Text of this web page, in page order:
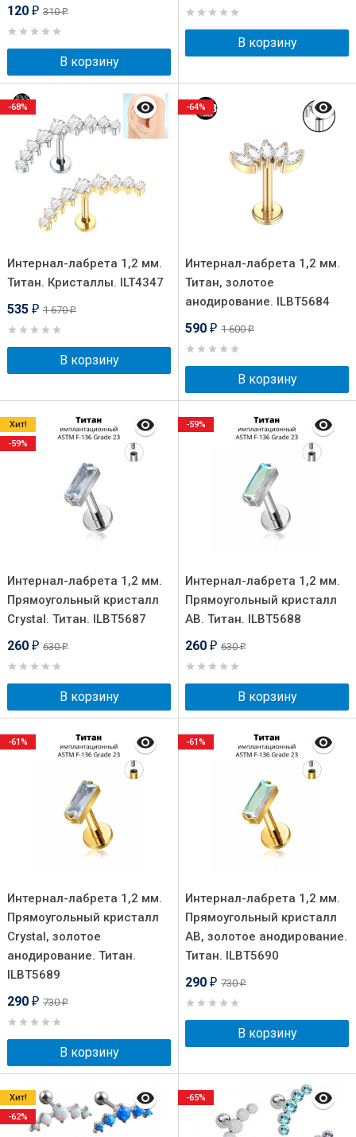
120 ₽ 310₽
В корзину
В корзину
Интернал-лабрета 1,2 мм.
Титан. Кристаллы. ILT4347
535 ₽ 1 670₽
В корзину
-68%
Интернал-лабрета 1,2 мм.
Титан, золотое
анодирование. ILBT5684
590 ₽ 1 600₽
В корзину
-64%
Интернал-лабрета 1,2 мм.
Прямоугольный кристалл
Crystal. Титан. ILBT5687
260 ₽ 630₽
В корзину
Хит!
-59%
Интернал-лабрета 1,2 мм.
Прямоугольный кристалл
AB. Титан. ILBT5688
260 ₽ 630₽
В корзину
-59%
Интернал-лабрета 1,2 мм.
Прямоугольный кристалл
Crystal, золотое
анодирование. Титан.
ILBT5689
290 ₽ 730₽
В корзину
-61%
Интернал-лабрета 1,2 мм.
Прямоугольный кристалл
AB, золотое анодирование.
Титан. ILBT5690
290 ₽ 730₽
В корзину
-61%
Хит!
-62%
-65%